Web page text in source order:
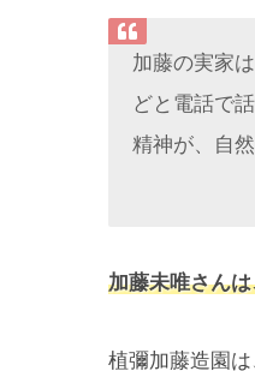
加藤の実家
どと電話で
精神が、自
加藤未唯さん
植彌加藤造園